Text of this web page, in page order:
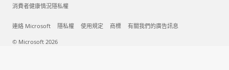
消費者健康情況隱私權
連絡 Microsoft 隱私權 使用規定 商標 有關我們的廣告訊息
© Microsoft 2026